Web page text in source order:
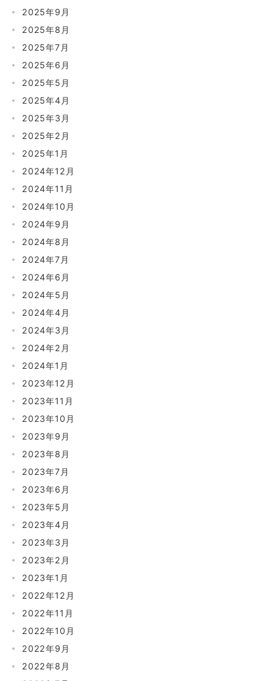
2025年9月
2025年8月
2025年7月
2025年6月
2025年5月
2025年4月
2025年3月
2025年2月
2025年1月
2024年12月
2024年11月
2024年10月
2024年9月
2024年8月
2024年7月
2024年6月
2024年5月
2024年4月
2024年3月
2024年2月
2024年1月
2023年12月
2023年11月
2023年10月
2023年9月
2023年8月
2023年7月
2023年6月
2023年5月
2023年4月
2023年3月
2023年2月
2023年1月
2022年12月
2022年11月
2022年10月
2022年9月
2022年8月